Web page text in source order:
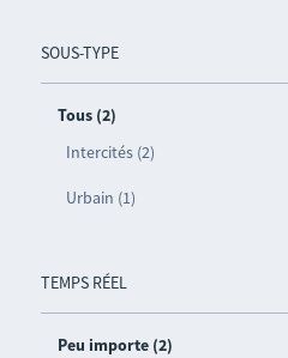
SOUS-TYPE
Tous (2)
Intercités (2)
Urbain (1)
TEMPS RÉEL
Peu importe (2)